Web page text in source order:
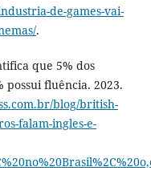
de-games-vai-
.
que 5% dos
possui fluência. 2023.
blog/british-
falam-ingles-e-